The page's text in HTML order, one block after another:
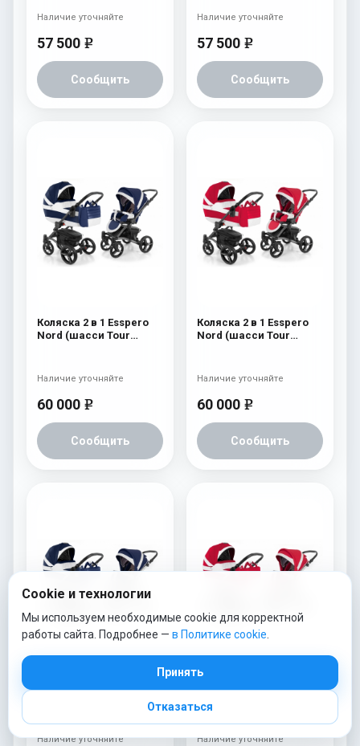
57 500 e
Сообщить
Наличие уточняйте
57 500 e
Сообщить
Наличие уточняйте
Коляска 2 в 1 Esspero
Nord (шасси Tour
60 000 e
Сообщить
Наличие уточняйте
Коляска 2 в 1 Esspero
Nord (шасси Tour
60 000 e
Сообщить
Наличие уточняйте
Наличие уточняйте
White) Beauty
Наличие уточняйте
Cookie и технологии
Мы используем необходимые cookie для корректной
работы сайта. Подробнее — в Политике cookie
Принять
Отказаться